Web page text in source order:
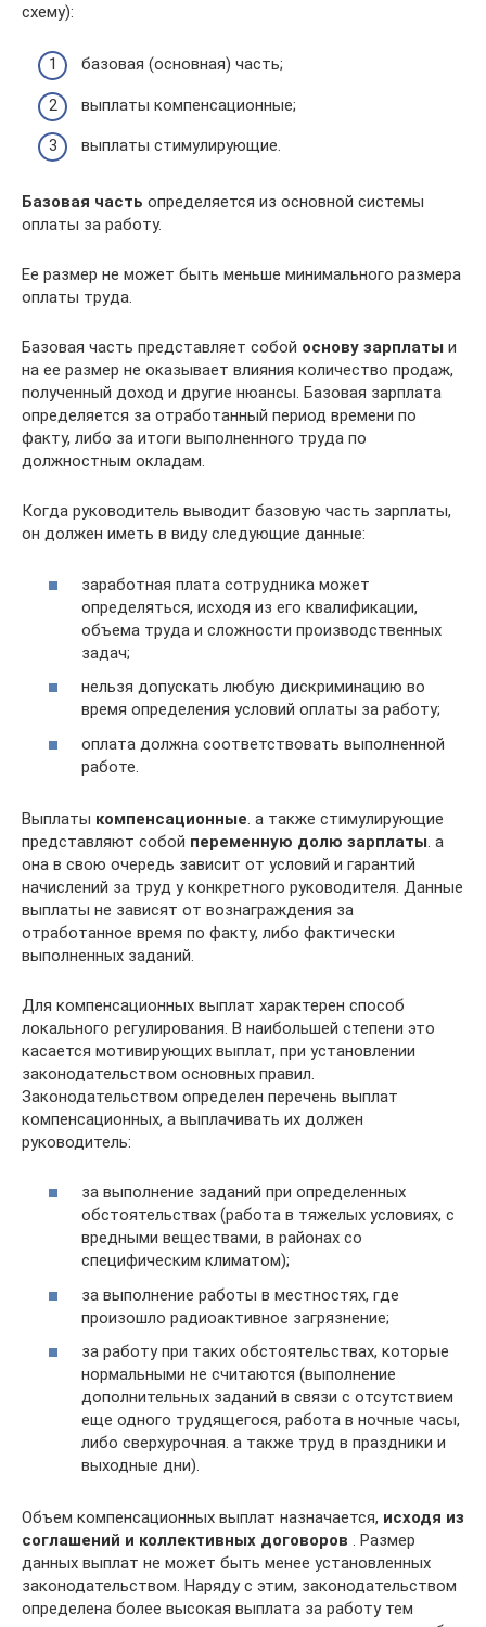
схему):
базовая (основная) часть;
выплаты компенсационные;
выплаты стимулирующие.
Базовая часть определяется из основной системы
оплаты за работу.
Ее размер не может быть меньше минимального размера
оплаты труда.
Базовая часть представляет собой основу зарплаты и
на ее размер не оказывает влияния количество продаж,
полученный доход и другие нюансы. Базовая зарплата
определяется за отработанный период времени по
факту, либо за итоги выполненного труда по
должностным окладам.
Когда руководитель выводит базовую часть зарплаты,
он должен иметь в виду следующие данные:
заработная плата сотрудника может
определяться, исходя из его квалификации,
объема труда и сложности производственных
задач;
нельзя допускать любую дискриминацию во
время определения условий оплаты за работу;
оплата должна соответствовать выполненной
работе.
Выплаты компенсационные . а также стимулирующие
представляют собой переменную долю зарплаты . а
она в свою очередь зависит от условий и гарантий
начислений за труд у конкретного руководителя. Данные
выплаты не зависят от вознаграждения за
отработанное время по факту, либо фактически
выполненных заданий.
Для компенсационных выплат характерен способ
локального регулирования. В наибольшей степени это
касается мотивирующих выплат, при установлении
законодательством основных правил.
Законодательством определен перечень выплат
компенсационных, а выплачивать их должен
руководитель:
за выполнение заданий при определенных
обстоятельствах (работа в тяжелых условиях, с
вредными веществами, в районах со
специфическим климатом);
за выполнение работы в местностях, где
произошло радиоактивное загрязнение;
за работу при таких обстоятельствах, которые
нормальными не считаются (выполнение
дополнительных заданий в связи с отсутствием
еще одного трудящегося, работа в ночные часы,
либо сверхурочная. а также труд в праздники и
выходные дни).
Объем компенсационных выплат назначается, исходя из
соглашений и коллективных договоров . Размер
данных выплат не может быть менее установленных
законодательством. Наряду с этим, законодательством
определена более высокая выплата за работу тем